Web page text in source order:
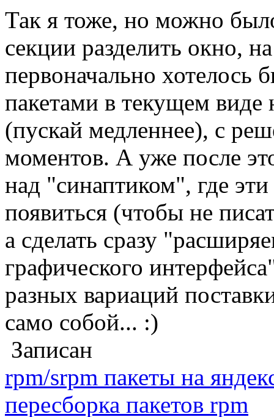
Так я тоже, но можно
секции разделить окно,
первоначально хотелось
пакетами в текущем виде
(пускай медленнее), с
моментов. А уже после
над "синаптиком", где
появиться (чтобы не
а сделать сразу
графического
разных вариаций
само собой... :)
Записан
rpm/srpm пакеты на
пересборка пакетов rpm